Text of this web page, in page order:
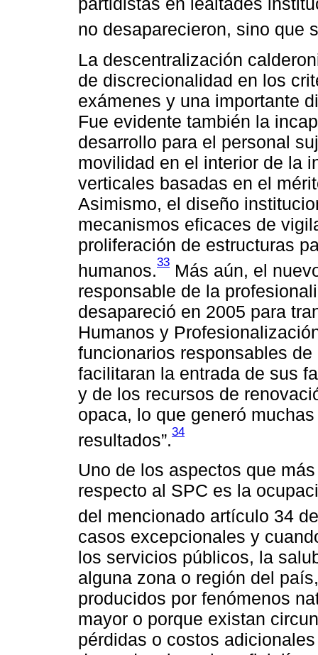
no desaparecieron, sino que
La descentralización
de discrecionalidad en los
exámenes y una importante
Fue evidente también la
desarrollo para el personal
movilidad en el interior de la
verticales basadas en el
Asimismo, el diseño
mecanismos eficaces de
proliferación de estructuras
humanos.33 Más aún, el
responsable de la
desapareció en 2005 para
Humanos y
funcionarios responsables
facilitaran la entrada de sus
y de los recursos de
opaca, lo que generó
resultados”.34
Uno de los aspectos que
respecto al SPC es la
del mencionado artículo 34
casos excepcionales y
los servicios públicos, la
alguna zona o región del
producidos por fenómenos
mayor o porque existan
pérdidas o costos